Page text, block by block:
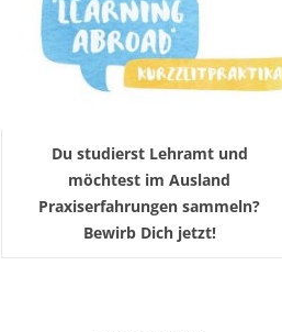
Du studierst Lehramt und
möchtest im Ausland
Praxiserfahrungen sammeln?
Bewirb Dich jetzt!